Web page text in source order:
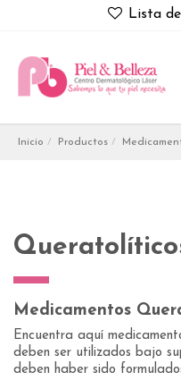
Lista
Inicio Productos
Medicamentos
Encuentra aquí
deben ser utilizados bajo
deben haber sido